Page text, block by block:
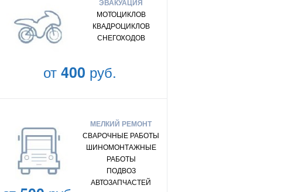
ЭВАКУАЦИЯ
МОТОЦИКЛОВ
КВАДРОЦИКЛОВ
СНЕГОХОДОВ
от 400 руб.
МЕЛКИЙ РЕМОНТ
СВАРОЧНЫЕ РАБОТЫ
ШИНОМОНТАЖНЫЕ
РАБОТЫ
ПОДВОЗ
АВТОЗАПЧАСТЕЙ